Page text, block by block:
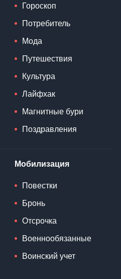
Гороскоп
Потребитель
Мода
Путешествия
Культура
Лайфхак
Магнитные бури
Поздравления
Мобилизация
Повестки
Бронь
Отсрочка
Военнообязанные
Воинский учет